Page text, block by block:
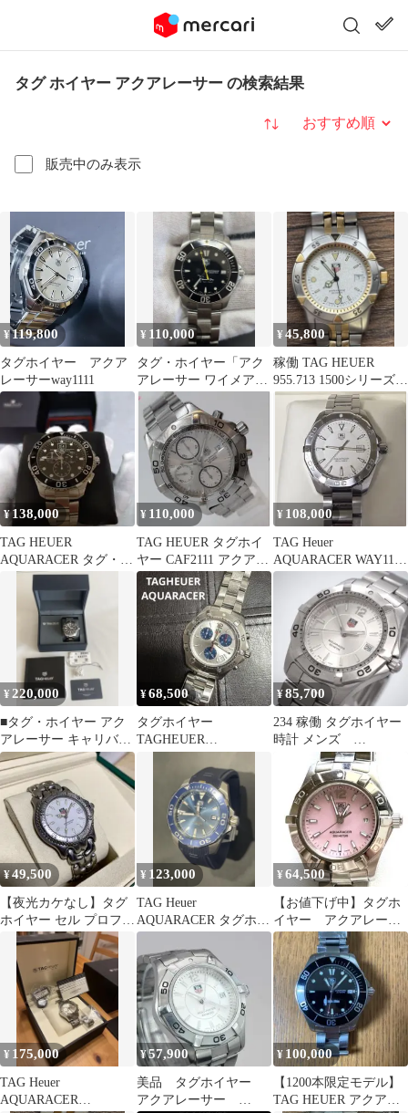
タグ ホイヤー アクアレーサー の検索結果
販売中のみ表示
並び替え
¥119,800
タグホイヤー アクア
レーサーway1111
¥ 110,000
タグ・ホイヤー「アク
アレーサー ワイメアベ
イ 日本限定モデル
¥45,800
稼働 TAG HEUER
955.713 1500シリーズ
メンズ
¥ 138,000
TAG HEUER
AQUARACER タグ・ホ
イヤー CAN1010
¥ 110,000
TAG HEUER タグホイ
ヤー CAF2111 アクアレ
ーサー 自動巻
¥ 108,000
TAG Heuer
AQUARACER WAY1111
腕時計
¥220,000
■タグ・ホイヤー アク
アレーサー キャリバー
5 WAY201A 超美品！
¥68,500
タグホイヤー
TAGHEUER
ーサ CAF1111
¥85,700
234 稼働 タグホイヤー
時計 メンズ
AQUARACER
WAF1112
¥49,500
【夜光カケなし】タグ
ホイヤー セル プロフェ
ッショナル38mm
¥ 123,000
TAG Heuer
AQUARACER タグホイ
ヤー 腕時計 アクアレ
¥ 64,500
【お値下げ中】タグホ
イヤー アクアレーサ
ー TAG HEUER
¥ 175,000
TAG Heuer
AQUARACER
¥57,900
美品 タグホイヤー
アクアレーサー
¥ 100,000
【1200本限定モデル】
TAG HEUER アクアレ